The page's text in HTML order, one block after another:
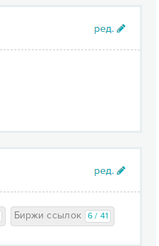
Биржи ссылок 6 / 41